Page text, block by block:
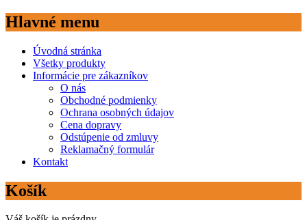
Hlavné menu
Úvodná stránka
Všetky produkty
Informácie pre zákazníkov
O nás
Obchodné podmienky
Ochrana osobných údajov
Cena dopravy
Odstúpenie od zmluvy
Reklamačný formulár
Kontakt
Košík